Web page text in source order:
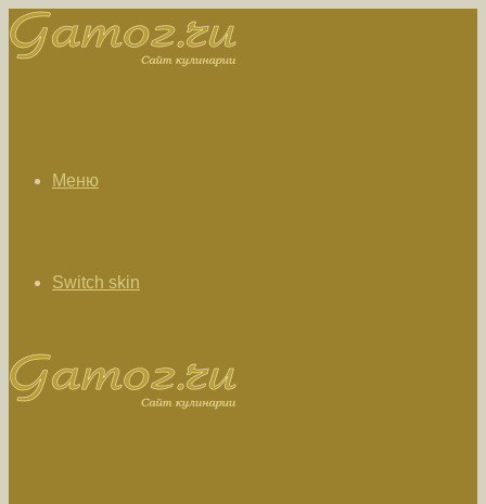
Меню
Switch skin